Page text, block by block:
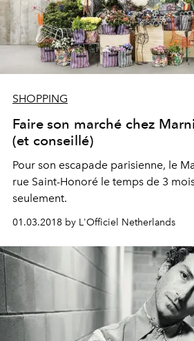
SHOPPING
Faire son marché chez
(et conseillé)
Pour son escapade parisienne, le
rue Saint-Honoré le temps de 3
seulement.
01.03.2018 by L'Officiel Netherlands